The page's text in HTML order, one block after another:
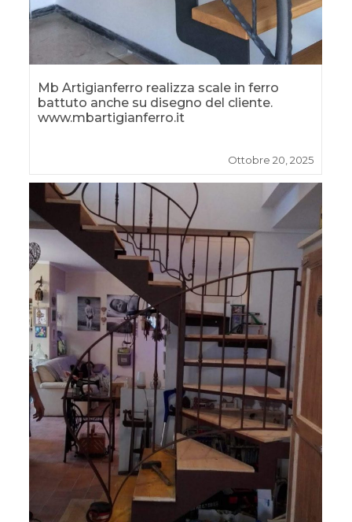
Mb Artigianferro realizza scale in ferro
battuto anche su disegno del cliente.
www.mbartigianferro.it
Ottobre 20, 2025